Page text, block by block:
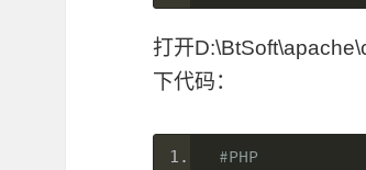
打开
下代码：
#PHP